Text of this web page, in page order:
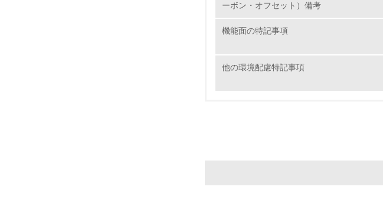
環境取り組み体制と成
環境活動に関する規格
ーボン・オフセット）備考
機能面の特記事項
他の環境配慮特記事項